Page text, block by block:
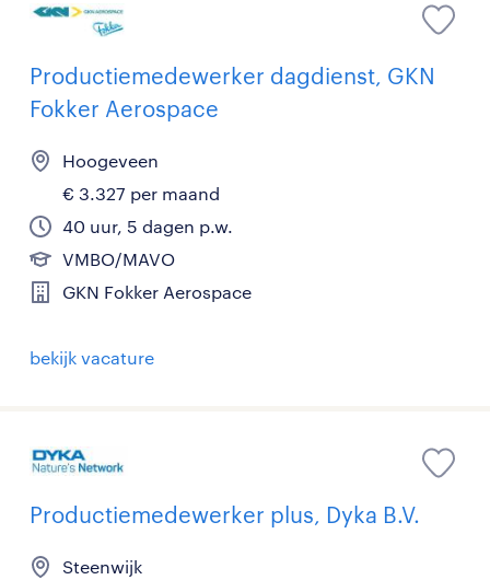
Productiemedewerker dagdienst, GKN
Fokker Aerospace
Hoogeveen
€ 3.327 per maand
40 uur, 5 dagen p.w.
VMBO/MAVO
GKN Fokker Aerospace
bekijk vacature
Productiemedewerker plus, Dyka B.V.
Steenwijk